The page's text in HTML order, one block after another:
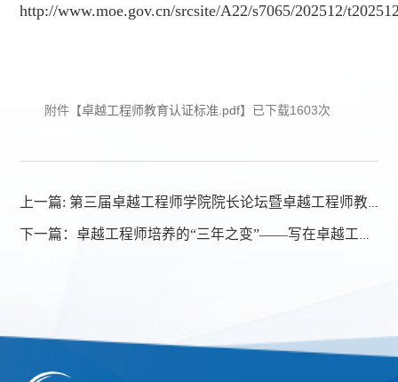
http://www.moe.gov.cn/srcsite/A22/s7065/202512/
附件【卓越工程师教育认证标准.pdf】已下载1603次
上一篇: 第三届卓越工程师学院院长论坛暨卓越工程师教育认证标准解读会召开
下一篇： 卓越工程师培养的“三年之变”——写在卓越工程师培养改革座谈会召开之际（转载）